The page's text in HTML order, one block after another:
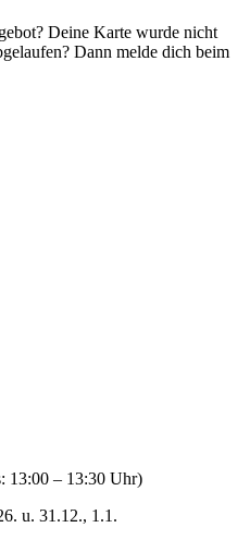
Deine Karte wurde nicht
Dann melde dich beim
13:00 – 13:30 Uhr)
u. 31.12., 1.1.